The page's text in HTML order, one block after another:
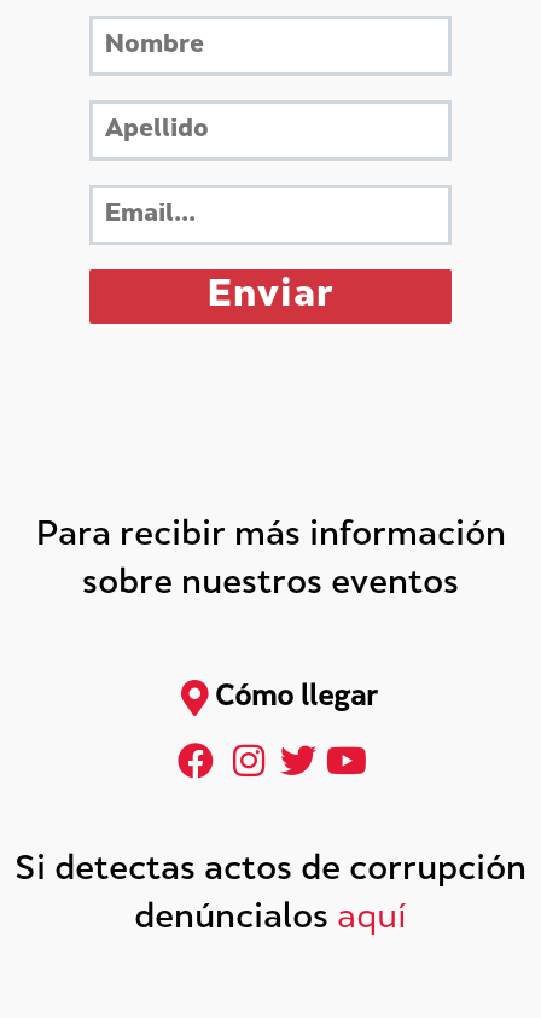
Para recibir más información
sobre nuestros eventos
Cómo llegar
Si detectas actos de corrupción
denúncialos aquí